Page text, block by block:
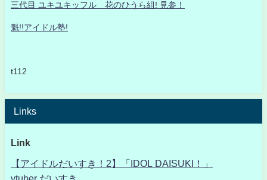
三代目 ユキユキッフル 花のひうら組! 見参！
魁!!アイドル塾!
t112
Links
Link
【アイドルだいすき！2】「IDOL DAISUKI！」